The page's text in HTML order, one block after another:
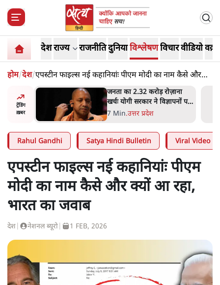
देशराज्य राजनीतिदुनियाविश्लेषणविचारवीडियो
होम/देश/एपस्टीन फाइल्स नई कहानियांः पीएम मोदी का नाम कैसे और
क्यों आ रहा, भारत का जवाब
ट्रेंडिंग
ख़बर
पर
उलटबांसीः राष्ट्र के चरित्र की मरम्मत
जारी है
11 Min.व्यंग्य/उलटबाँसी
Rahul Gandhi Satya Hindi Bulletin Viral Video
एपस्टीन फाइल्स नई कहानियांः पीएम
मोदी का नाम कैसे और क्यों आ रहा,
भारत का जवाब
देश नेशनल ब्यूरो 1 FEB, 2026